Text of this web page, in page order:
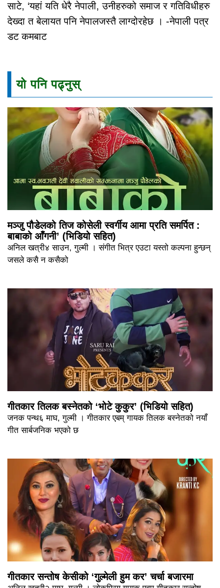
साटे, ‘यहां यति धेरै नेपाली, उनीहरुको समाज र गतिविधीहरु
देख्दा त बेलायत पनि नेपालजस्तै लाग्दोरहेछ । -नेपाली पत्र
डट कमबाट
यो पनि पढ्नुस्
मञ्जु पौडेलको तिज कोसेली स्वर्गीय आमा प्रति समर्पित :
बाबाको आँगनी’ (भिडियो सहित)
अनिल खत्री४ साउन, गुल्मी । संगीत भित्र एउटा यस्तो कल्पना हुन्छन्
जसले कसै न कसैको
गीतकार तिलक बस्नेतको ‘भोटे कुकुर’ (भिडियो सहित)
जनक पन्थ६ माघ, गुल्मी । गीतकार एबम् गायक तिलक बस्नेतको नयाँ
गीत सार्बजनिक भएको छ
गीतकार सन्तोष केसीको ‘गुल्मेली हुम कर’ चर्चा बजारमा